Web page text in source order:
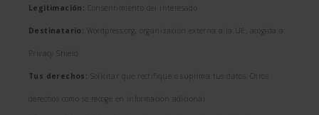
Legitimación: Consentimiento del interesado
Destinatario: Wordpress.org, organización externa a la UE, acogida a
Privacy Shield
Tus derechos: Solicitar que rectifique o suprima tus datos. Otros
derechos como se recoge en información adicional